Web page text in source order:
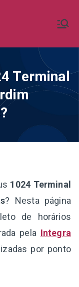
BR
Ônibus de todo o
Terminal
1024 Terminal
? Nesta página
de horários
pela Integra
por ponto